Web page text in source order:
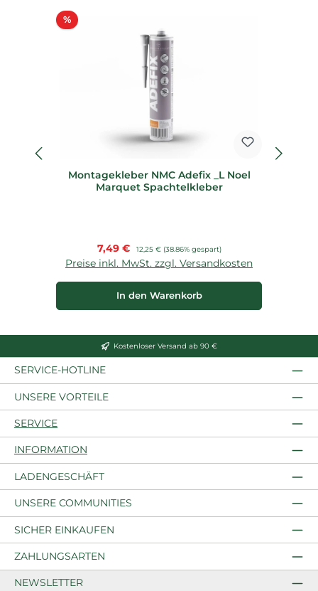
%Rabatt
Montagekleber NMC Adefix _L Noel
Marquet Spachtelkleber
Verkaufspreis:
7,49 € Regulärer Preis:
12,25 € (38.86% gespart)
Preise inkl. MwSt. zzgl. Versandkosten
In den Warenkorb
Kostenloser Versand ab 90 €
SERVICE-HOTLINE
UNSERE VORTEILE
SERVICE
INFORMATION
LADENGESCHÄFT
UNSERE COMMUNITIES
SICHER EINKAUFEN
ZAHLUNGSARTEN
NEWSLETTER